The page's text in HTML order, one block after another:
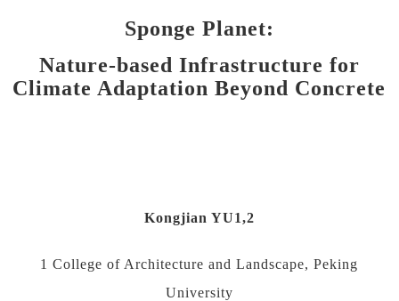
Sponge Planet:
Nature-based Infrastructure for
Climate Adaptation Beyond Concrete
Kongjian YU1,2
1 College of Architecture and Landscape, Peking
University